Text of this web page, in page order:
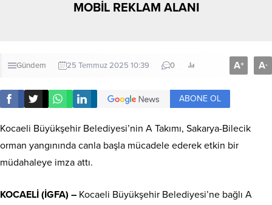
MOBİL REKLAM ALANI
Gündem 25 Temmuz 2025 10:39 0 A+ A-
ABONE OL
Kocaeli Büyükşehir Belediyesi’nin A Takımı, Sakarya-Bilecik
orman yangınında canla başla mücadele ederek etkin bir
müdahaleye imza attı.
KOCAELİ (İGFA) – Kocaeli Büyükşehir Belediyesi’ne bağlı A